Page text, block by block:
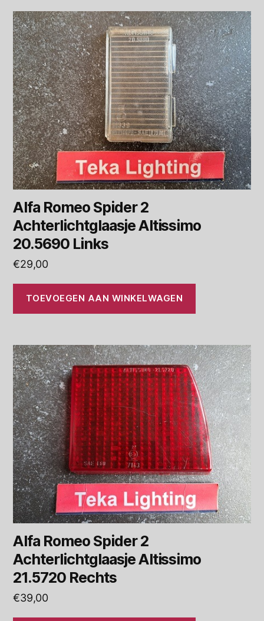
Alfa Romeo Spider 2
Achterlichtglaasje Altissimo
20.5690 Links
€29,00
TOEVOEGEN AAN WINKELWAGEN
Alfa Romeo Spider 2
Achterlichtglaasje Altissimo
21.5720 Rechts
€39,00